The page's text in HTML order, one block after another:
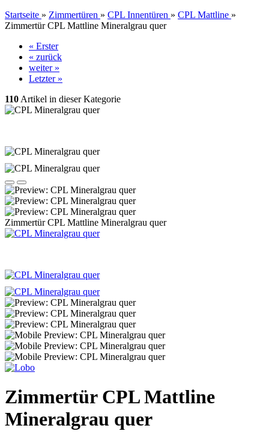
Startseite » Zimmertüren » CPL Innentüren » CPL Mattline »
Zimmertür CPL Mattline Mineralgrau quer
« Erster
« zurück
weiter »
Letzter »
110 Artikel in dieser Kategorie
Zimmertür CPL Mattline Mineralgrau quer
Zimmertür CPL Mattline
Mineralgrau quer